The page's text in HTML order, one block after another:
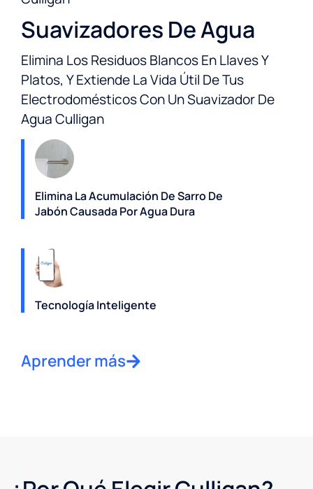
Suavizadores De Agua
Elimina Los Residuos Blancos En Llaves Y
Platos, Y Extiende La Vida Útil De Tus
Electrodomésticos Con Un Suavizador De
Agua Culligan
Elimina La Acumulación De Sarro De
Jabón Causada Por Agua Dura
Tecnología Inteligente
Aprender más